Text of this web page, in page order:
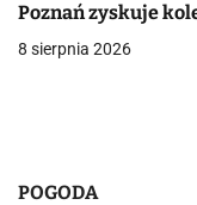
p
Poznań zyskuje
8 sierpnia 2026
POGODA